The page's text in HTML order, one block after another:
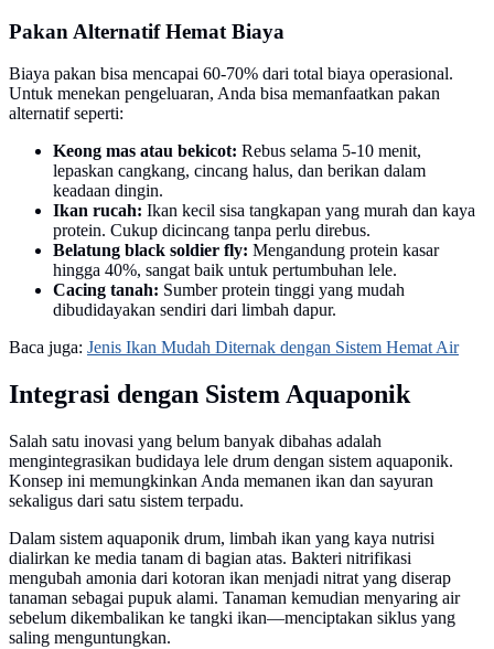
Pakan Alternatif Hemat Biaya
Biaya pakan bisa mencapai 60-70% dari total biaya operasional.
Untuk menekan pengeluaran, Anda bisa memanfaatkan pakan
alternatif seperti:
Keong mas atau bekicot: Rebus selama 5-10 menit,
lepaskan cangkang, cincang halus, dan berikan dalam
keadaan dingin.
Ikan rucah: Ikan kecil sisa tangkapan yang murah dan kaya
protein. Cukup dicincang tanpa perlu direbus.
Belatung black soldier fly: Mengandung protein kasar
hingga 40%, sangat baik untuk pertumbuhan lele.
Cacing tanah: Sumber protein tinggi yang mudah
dibudidayakan sendiri dari limbah dapur.
Baca juga: Jenis Ikan Mudah Diternak dengan Sistem Hemat Air
Integrasi dengan Sistem Aquaponik
Salah satu inovasi yang belum banyak dibahas adalah
mengintegrasikan budidaya lele drum dengan sistem aquaponik.
Konsep ini memungkinkan Anda memanen ikan dan sayuran
sekaligus dari satu sistem terpadu.
Dalam sistem aquaponik drum, limbah ikan yang kaya nutrisi
dialirkan ke media tanam di bagian atas. Bakteri nitrifikasi
mengubah amonia dari kotoran ikan menjadi nitrat yang diserap
tanaman sebagai pupuk alami. Tanaman kemudian menyaring air
sebelum dikembalikan ke tangki ikan—menciptakan siklus yang
saling menguntungkan.